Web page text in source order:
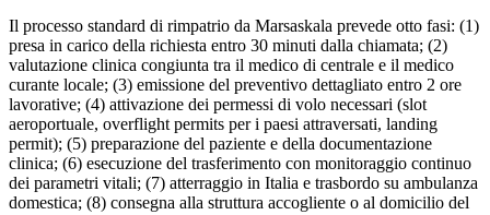
Il processo standard di rimpatrio da Marsaskala prevede otto fasi: (1)
presa in carico della richiesta entro 30 minuti dalla chiamata; (2)
valutazione clinica congiunta tra il medico di centrale e il medico
curante locale; (3) emissione del preventivo dettagliato entro 2 ore
lavorative; (4) attivazione dei permessi di volo necessari (slot
aeroportuale, overflight permits per i paesi attraversati, landing
permit); (5) preparazione del paziente e della documentazione
clinica; (6) esecuzione del trasferimento con monitoraggio continuo
dei parametri vitali; (7) atterraggio in Italia e trasbordo su ambulanza
domestica; (8) consegna alla struttura accogliente o al domicilio del